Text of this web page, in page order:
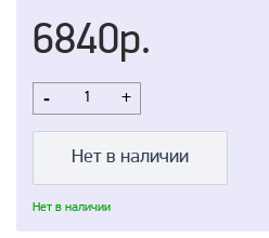
6840р.
- +
Нет в наличии
Нет в наличии